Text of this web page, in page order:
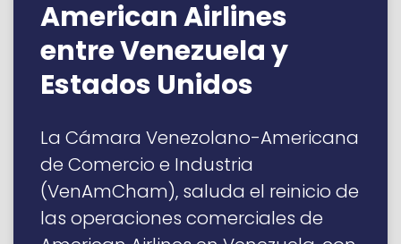
American Airlines
entre Venezuela y
Estados Unidos
La Cámara Venezolano-Americana
de Comercio e Industria
(VenAmCham), saluda el reinicio de
las operaciones comerciales de